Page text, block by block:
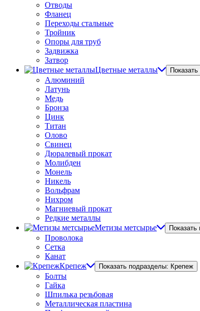
Отводы
Фланец
Переходы стальные
Тройник
Опоры для труб
Задвижка
Затвор
Цветные металлы
Алюминий
Латунь
Медь
Бронза
Цинк
Титан
Олово
Свинец
Дюралевый прокат
Молибден
Монель
Никель
Вольфрам
Нихром
Магниевый прокат
Редкие металлы
Метизы метсырье
Проволока
Сетка
Канат
Крепеж
Показать подразделы: Крепеж
Болты
Гайка
Шпилька резьбовая
Металлическая пластина